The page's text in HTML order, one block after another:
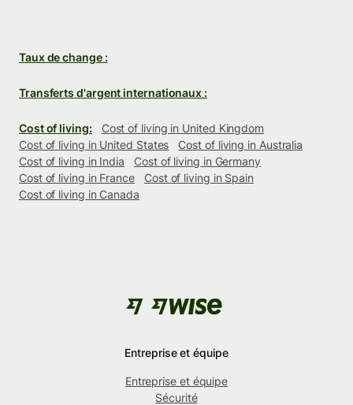
Taux de change :
Transferts d'argent internationaux :
Cost of living:
Cost of living in United Kingdom
Cost of living in United States
Cost of living in Australia
Cost of living in India
Cost of living in Germany
Cost of living in France
Cost of living in Spain
Cost of living in Canada
Entreprise et équipe
Entreprise et équipe
Sécurité